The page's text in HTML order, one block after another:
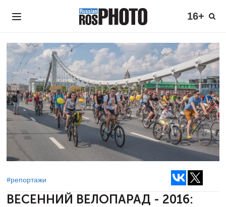
16+
#репортажи
ВЕСЕННИЙ ВЕЛОПАРАД - 2016: